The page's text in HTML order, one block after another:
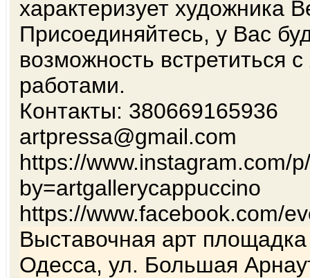
характеризует художника
Присоединяйтесь, у Вас
возможность встретиться
работами.
Контакты: 380669165936
artpressa@gmail.com
https://www.instagram.com/
by=artgallerycappuccino
https://www.facebook.com/
Выставочная арт
Одесса, ул. Большая